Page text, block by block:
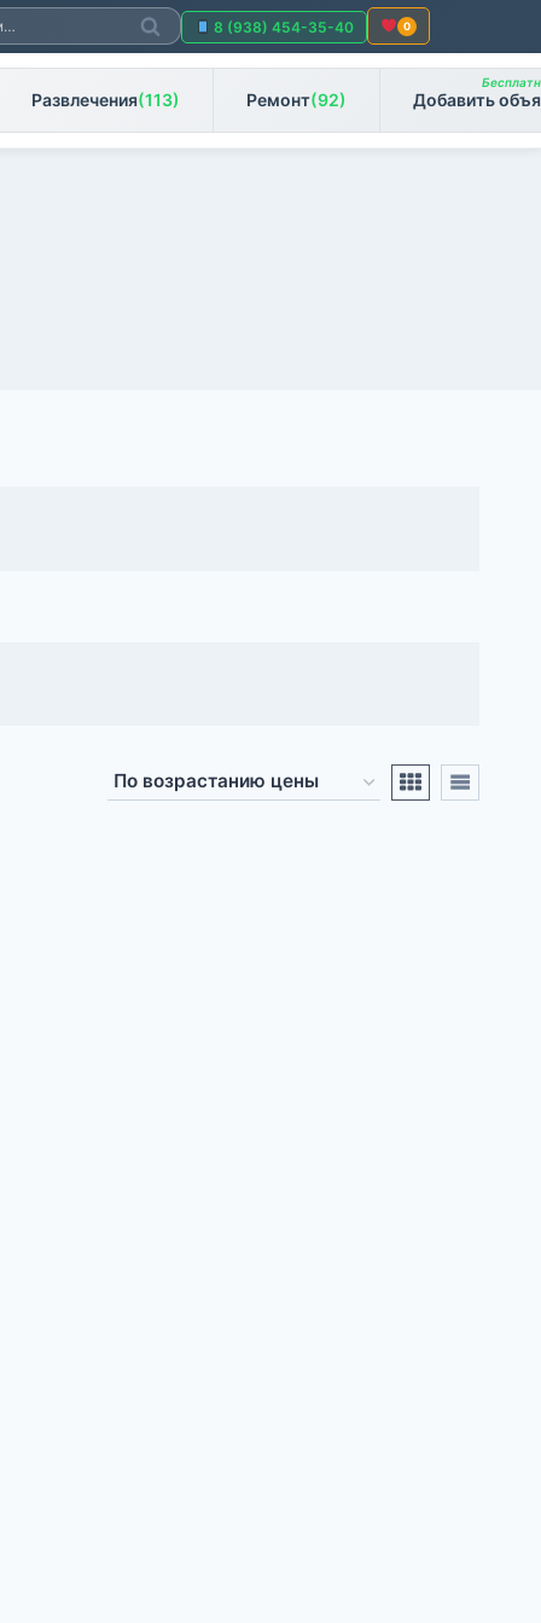
Поиск
8 (938) 454-35-40 0
Развлечения(113) Ремонт(92) Добавить